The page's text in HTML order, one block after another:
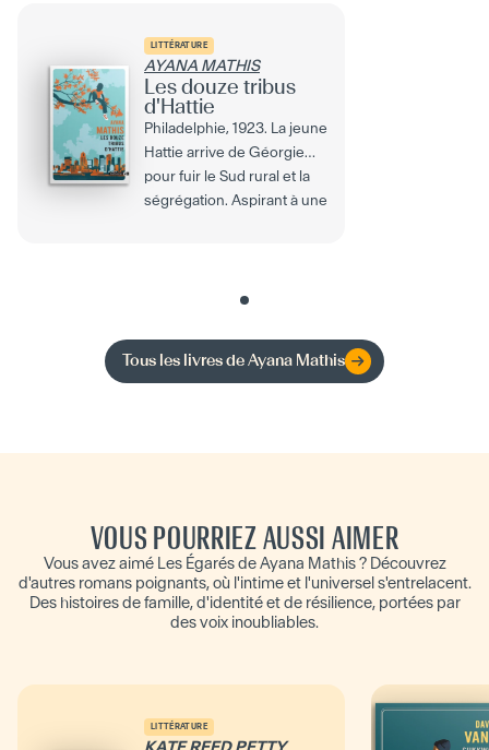
LITTÉRATURE
AYANA MATHIS
Les douze tribus
d'Hattie
Philadelphie, 1923. La jeune
Hattie arrive de Géorgie
pour fuir le Sud rural et la
ségrégation. Aspirant à une
Tous les livres deAyana Mathis
VOUS POURRIEZ AUSSI AIMER
Vous avez aimé Les Égarés de Ayana Mathis ? Découvrez
d'autres romans poignants, où l'intime et l'universel s'entrelacent.
Des histoires de famille, d'identité et de résilience, portées par
des voix inoubliables.
LITTÉRATURE